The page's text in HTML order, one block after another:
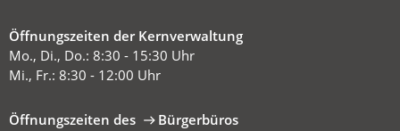
Öffnungszeiten der Kernverwaltung
Mo., Di., Do.: 8:30 - 15:30 Uhr
Mi., Fr.: 8:30 - 12:00 Uhr
Öffnungszeiten des
Bürgerbüros